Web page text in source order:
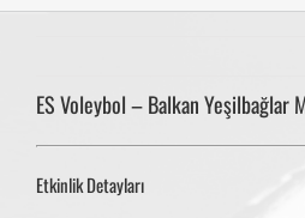
ES Voleybol – Balkan Yeşilbağlar
Etkinlik Detayları